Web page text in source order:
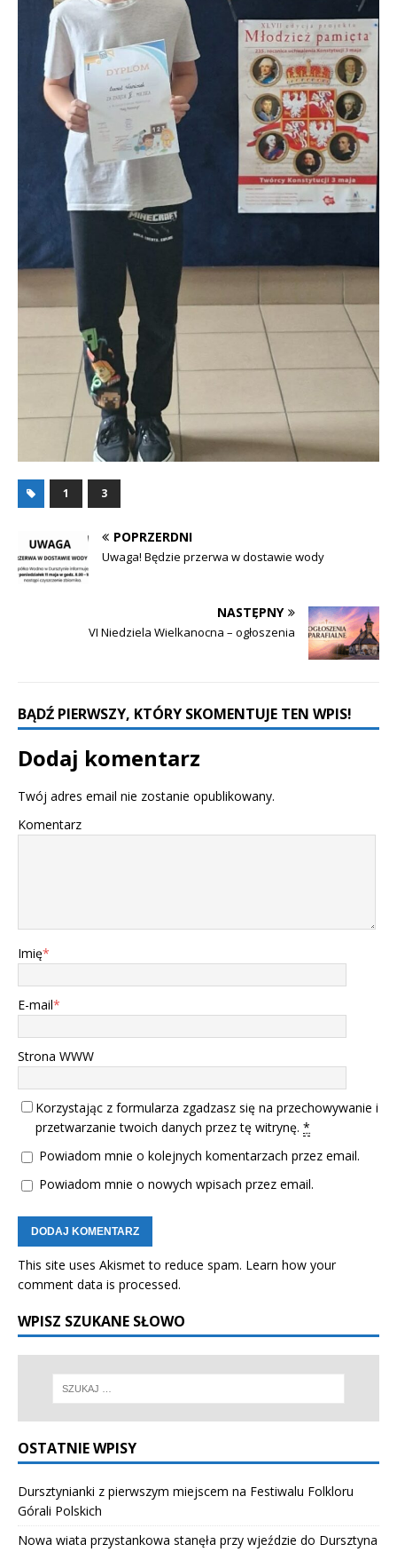
1 3
POPRZERDNI
Uwaga! Będzie przerwa w dostawie wody
NASTĘPNY
VI Niedziela Wielkanocna – ogłoszenia
BĄDŹ PIERWSZY, KTÓRY SKOMENTUJE TEN WPIS!
Dodaj komentarz
Twój adres email nie zostanie opublikowany.
Komentarz
Imię*
E-mail*
Strona WWW
Korzystając z formularza zgadzasz się na przechowywanie i
przetwarzanie twoich danych przez tę witrynę. *
Powiadom mnie o kolejnych komentarzach przez email.
Powiadom mnie o nowych wpisach przez email.
This site uses Akismet to reduce spam. Learn how your
comment data is processed.
WPISZ SZUKANE SŁOWO
OSTATNIE WPISY
Dursztynianki z pierwszym miejscem na Festiwalu Folkloru
Górali Polskich
Nowa wiata przystankowa stanęła przy wjeździe do Dursztyna